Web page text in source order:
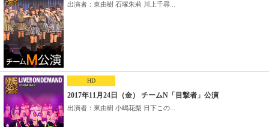
出演者：東由樹 石塚朱莉 川上千尋...
HD
2017年11月24日（金） チームN「目撃者」公演
出演者：東由樹 小嶋花梨 日下この...